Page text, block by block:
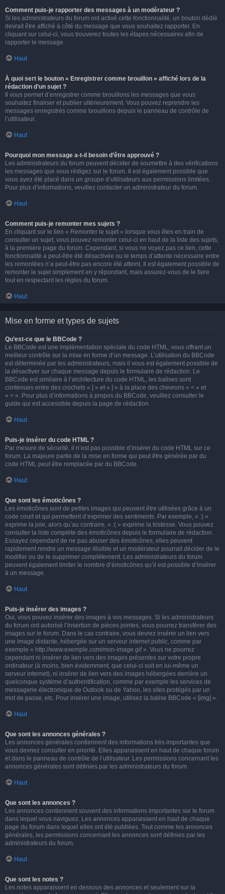
Comment puis-je rapporter des messages à un modérateur ?
Si les administrateurs du forum ont activé cette fonctionnalité, un bouton dédié
devrait être affiché à côté du message que vous souhaitez rapporter. En
cliquant sur celui-ci, vous trouverez toutes les étapes nécessaires afin de
rapporter le message.
Haut
À quoi sert le bouton « Enregistrer comme brouillon » affiché lors de la
rédaction d’un sujet ?
Il vous permet d’enregistrer comme brouillons les messages que vous
souhaitez finaliser et publier ultérieurement. Vous pouvez reprendre les
messages enregistrés comme brouillons depuis le panneau de contrôle de
l’utilisateur.
Haut
Pourquoi mon message a-t-il besoin d’être approuvé ?
Les administrateurs du forum peuvent décider de soumettre à des vérifications
les messages que vous rédigez sur le forum. Il est également possible que
vous ayez été placé dans un groupe d’utilisateurs aux permissions limitées.
Pour plus d’informations, veuillez contacter un administrateur du forum.
Haut
Comment puis-je remonter mes sujets ?
En cliquant sur le lien « Remonter le sujet » lorsque vous êtes en train de
consulter un sujet, vous pouvez remonter celui-ci en haut de la liste des sujets,
à la première page du forum. Cependant, si vous ne voyez pas ce lien, cette
fonctionnalité a peut-être été désactivée ou le temps d’attente nécessaire entre
les remontées n’a peut-être pas encore été atteint. Il est également possible de
remonter le sujet simplement en y répondant, mais assurez-vous de le faire
tout en respectant les règles du forum.
Haut
Mise en forme et types de sujets
Qu’est-ce que le BBCode ?
Le BBCode est une implémentation spéciale du code HTML, vous offrant un
meilleur contrôle sur la mise en forme d’un message. L’utilisation du BBCode
est déterminée par les administrateurs, mais il vous est également possible de
la désactiver sur chaque message depuis le formulaire de rédaction. Le
BBCode est similaire à l’architecture du code HTML, les balises sont
contenues entre des crochets « [ » et « ] » à la place des chevrons « < » et
« > ». Pour plus d’informations à propos du BBCode, veuillez consulter le
guide qui est accessible depuis la page de rédaction.
Haut
Puis-je insérer du code HTML ?
Par mesure de sécurité, il n’est pas possible d’insérer du code HTML sur ce
forum. La majeure partie de la mise en forme qui peut être générée par du
code HTML peut être remplacée par du BBCode.
Haut
Que sont les émoticônes ?
Les émoticônes sont de petites images qui peuvent être utilisées grâce à un
code court et qui permettent d’exprimer des sentiments. Par exemple, « :) »
exprime la joie, alors qu’au contraire, « :( » exprime la tristesse. Vous pouvez
consulter la liste complète des émoticônes depuis le formulaire de rédaction.
Essayez cependant de ne pas abuser des émoticônes, elles peuvent
rapidement rendre un message illisible et un modérateur pourrait décider de le
modifier ou de le supprimer complètement. Les administrateurs du forum
peuvent également limiter le nombre d’émoticônes qu’il est possible d’insérer
à un message.
Haut
Puis-je insérer des images ?
Oui, vous pouvez insérer des images à vos messages. Si les administrateurs
du forum ont autorisé l’insertion de pièces jointes, vous pourrez transférer des
images sur le forum. Dans le cas contraire, vous devrez insérer un lien vers
une image distante, hébergée sur un serveur internet public, comme par
exemple « http://www.exemple.com/mon-image.gif ». Vous ne pourrez
cependant ni insérer de lien vers des images présentes sur votre propre
ordinateur (à moins, bien évidemment, que celui-ci soit en lui-même un
serveur internet), ni insérer de lien vers des images hébergées derrière un
quelconque système d’authentification, comme par exemple les services de
messagerie électronique de Outlook ou de Yahoo, les sites protégés par un
mot de passe, etc. Pour insérer une image, utilisez la balise BBCode « [img] ».
Haut
Que sont les annonces générales ?
Les annonces générales contiennent des informations très importantes que
vous devriez consulter en priorité. Elles apparaissent en haut de chaque forum
et dans le panneau de contrôle de l’utilisateur. Les permissions concernant les
annonces générales sont définies par les administrateurs du forum.
Haut
Que sont les annonces ?
Les annonces contiennent souvent des informations importantes sur le forum
dans lequel vous naviguez. Les annonces apparaissent en haut de chaque
page du forum dans lequel elles ont été publiées. Tout comme les annonces
générales, les permissions concernant les annonces sont définies par les
administrateurs du forum.
Haut
Que sont les notes ?
Les notes apparaissent en dessous des annonces et seulement sur la